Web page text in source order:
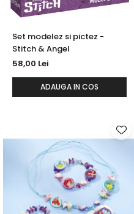
Set modelez si pictez -
Stitch & Angel
58,00 Lei
ADAUGA IN COS